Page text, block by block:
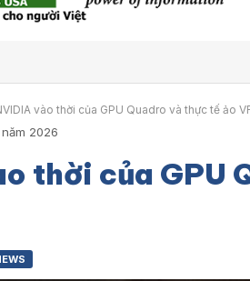
vào thời của GPU Quadro và thực tế ảo
2026
thời của GPU